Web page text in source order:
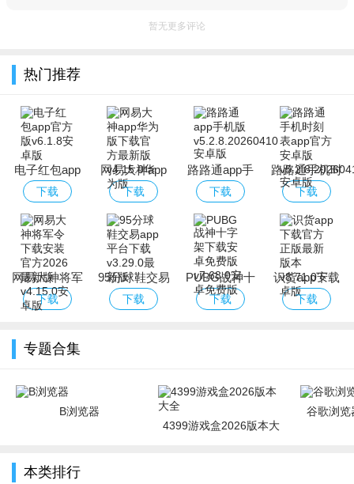
暂无更多评论
热门推荐
电子红包app
官方版
下载
网易大神app
华为版下载官
方最新版
下载
路路通app手
机版
下载
路路通手机时
刻表app官方
安卓版
下载
网易大神将军
令下载安装官
下载
95分球鞋交易
app平台下载
下载
PUBG战神十
字架下载安卓
下载
识货app下载
官方正版最新
下载
专题合集
B浏览器
4399游戏盒2026版本大
谷歌浏览
本类排行